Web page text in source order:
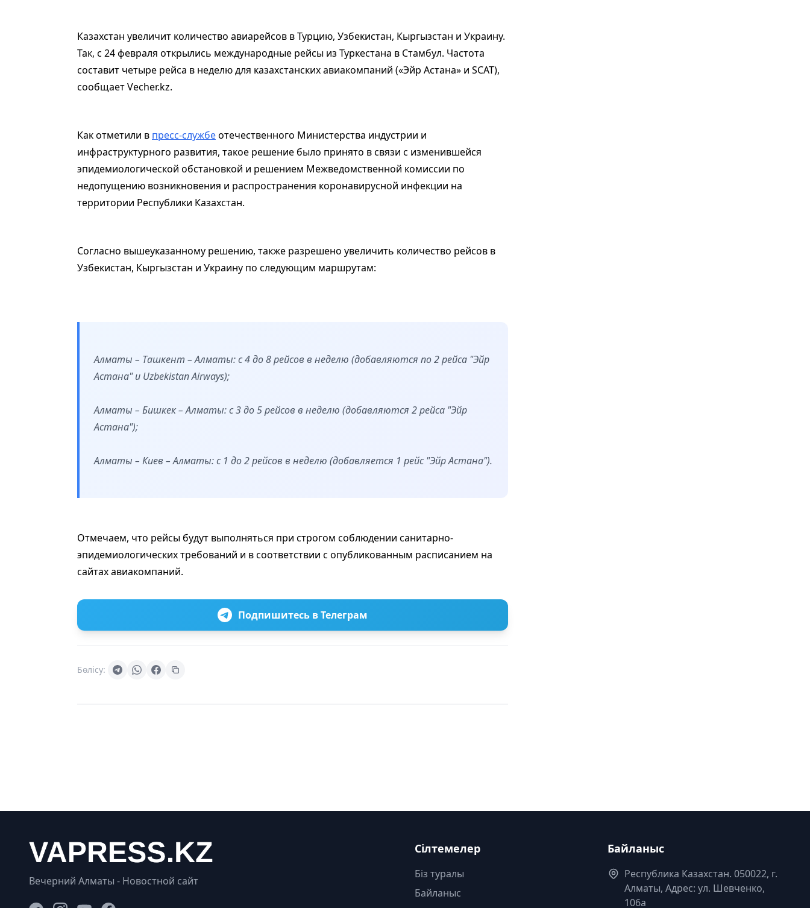
Казахстан увеличит количество авиарейсов в Турцию, Узбекистан, Кыргызстан и Украину.
Так, с 24 февраля открылись международные рейсы из Туркестана в Стамбул. Частота
составит четыре рейса в неделю для казахстанских авиакомпаний («Эйр Астана» и SCAT),
сообщает Vecher.kz.
Как отметили в пресс-службеотечественного Министерства индустрии и
инфраструктурного развития, такое решение было принято в связи с изменившейся
эпидемиологической обстановкой и решением Межведомственной комиссии по
недопущению возникновения и распространения коронавирусной инфекции на
территории Республики Казахстан.
Согласно вышеуказанному решению, также разрешено увеличить количество рейсов в
Узбекистан, Кыргызстан и Украину по следующим маршрутам:
Алматы – Ташкент – Алматы: с 4 до 8 рейсов в неделю (добавляются по 2 рейса "Эйр
Астана" и Uzbekistan Airways);
Алматы – Бишкек – Алматы: с 3 до 5 рейсов в неделю (добавляются 2 рейса "Эйр
Астана");
Алматы – Киев – Алматы: с 1 до 2 рейсов в неделю (добавляется 1 рейс "Эйр Астана").
Отмечаем, что рейсы будут выполняться при строгом соблюдении санитарно-
эпидемиологических требований и в соответствии с опубликованным расписанием на
сайтах авиакомпаний.
Подпишитесь в Телеграм
Бөлісу:
Вечерний Алматы - Новостной сайт
Сілтемелер
Біз туралы
Байланыс
Байланыс
Республика Казахстан. 050022, г.
Алматы, Адрес: ул. Шевченко,
106а